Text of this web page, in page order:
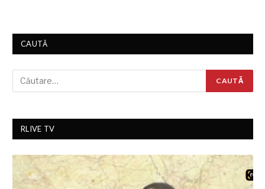
CAUTĂ
RLIVE TV